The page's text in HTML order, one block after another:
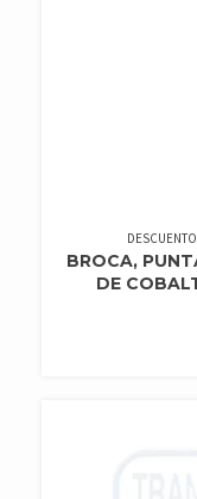
BROCA,
DE